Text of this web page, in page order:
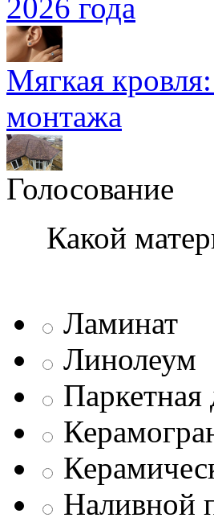
2026 года
Мягкая
монтажа
Голосование
Какой
Ламинат
Линолеум
Паркетная
Наливной